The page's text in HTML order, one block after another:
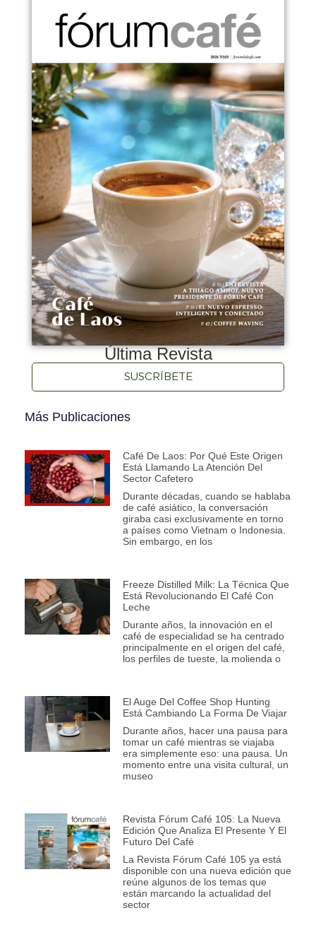
Última Revista
SUSCRÍBETE
Más Publicaciones
Café De Laos: Por Qué Este Origen
Está Llamando La Atención Del
Sector Cafetero
Durante décadas, cuando se hablaba
de café asiático, la conversación
giraba casi exclusivamente en torno
a países como Vietnam o Indonesia.
Sin embargo, en los
Freeze Distilled Milk: La Técnica Que
Está Revolucionando El Café Con
Leche
Durante años, la innovación en el
café de especialidad se ha centrado
principalmente en el origen del café,
los perfiles de tueste, la molienda o
El Auge Del Coffee Shop Hunting
Está Cambiando La Forma De Viajar
Durante años, hacer una pausa para
tomar un café mientras se viajaba
era simplemente eso: una pausa. Un
momento entre una visita cultural, un
museo
Revista Fórum Café 105: La Nueva
Edición Que Analiza El Presente Y El
Futuro Del Café
La Revista Fórum Café 105 ya está
disponible con una nueva edición que
reúne algunos de los temas que
están marcando la actualidad del
sector